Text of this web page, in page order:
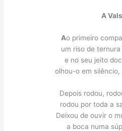
A
Ao primeiro
um riso de
e no seu jeito
olhou-o em
Depois rodou,
rodou por toda a
Deixou de ouvir o
a boca numa